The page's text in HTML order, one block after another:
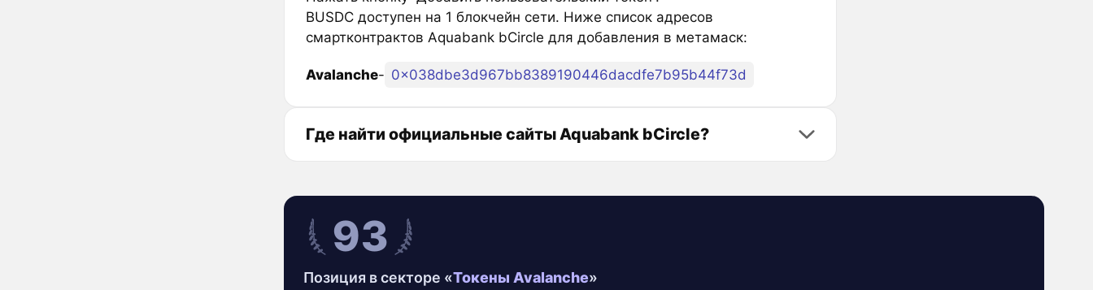
BUSDC доступен на 1 блокчейн сети. Ниже список адресов
смартконтрактов Aquabank bCircle для добавления в метамаск:
Avalanche- 0x038dbe3d967bb8389190446dacdfe7b95b44f73d
Где найти официальные сайты Aquabank bCircle?
93
Позиция в секторе «Токены Avalanche»